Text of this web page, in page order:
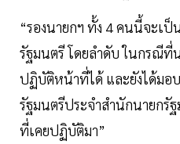
“รองนายกฯ ทั้ง 4 คนนี้จะเ
รัฐมนตรี โดยลำดับ ในกรณีที่
ปฏิบัติหน้าที่ได้ และยังได้มอ
รัฐมนตรีประจำสำนักนายกรั
ที่เคยปฏิบัติมา”